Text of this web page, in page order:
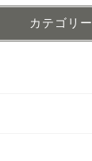
カテゴリー